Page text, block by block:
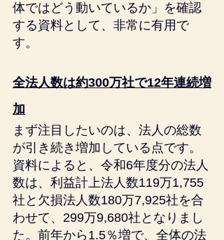
体ではどう動いているか」を確認
する資料として、非常に有用で
す。
全法人数は約300万社で12年連続増
加
まず注目したいのは、法人の総数
が引き続き増加している点です。
資料によると、令和6年度分の法人
数は、利益計上法人数119万1,755
社と欠損法人数180万7,925社を合
わせて、299万9,680社となりまし
た。前年から1.5％増で、全体の法